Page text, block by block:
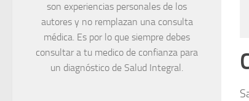
son experiencias personales de los
autores y no remplazan una consulta
médica. Es por lo que siempre debes
consultar a tu medico de confianza para
un diagnóstico de Salud Integral.